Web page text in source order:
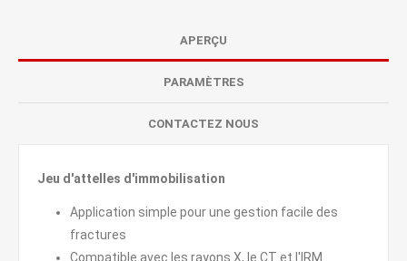
APERÇU
PARAMÈTRES
CONTACTEZ NOUS
Jeu d'attelles d'immobilisation
Application simple pour une gestion facile des
fractures
Compatible avec les rayons X, le CT et l'IRM